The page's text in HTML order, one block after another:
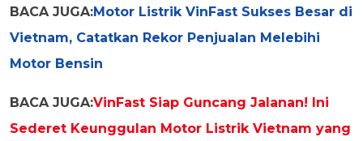
BACA JUGA:Motor Listrik VinFast Sukses Besar di
Vietnam, Catatkan Rekor Penjualan Melebihi
Motor Bensin
BACA JUGA:VinFast Siap Guncang Jalanan! Ini
Sederet Keunggulan Motor Listrik Vietnam yang